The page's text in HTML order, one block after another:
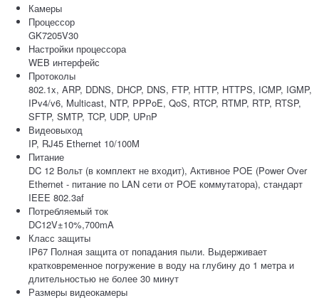
Камеры
Процессор
GK7205V30
Настройки процессора
WEB интерфейс
Протоколы
802.1x, ARP, DDNS, DHCP, DNS, FTP, HTTP, HTTPS, ICMP, IGMP,
IPv4/v6, Multicast, NTP, PPPoE, QoS, RTCP, RTMP, RTP, RTSP,
SFTP, SMTP, TCP, UDP, UPnP
Видеовыход
IP, RJ45 Ethernet 10/100M
Питание
DC 12 Вольт (в комплект не входит), Активное POE (Power Over
Ethernet - питание по LAN сети от POE коммутатора), стандарт
IEEE 802.3af
Потребляемый ток
DC12V±10%,700mA
Класс защиты
IP67 Полная защита от попадания пыли. Выдерживает
кратковременное погружение в воду на глубину до 1 метра и
длительностью не более 30 минут
Размеры видеокамеры